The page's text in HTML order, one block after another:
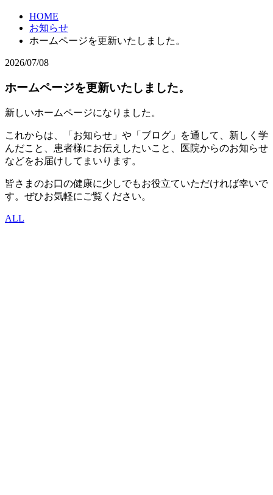
HOME
お知らせ
ホームページを更新いたしました。
2026/07/08
ホームページを更新いたしました。
新しいホームページになりました。
これからは、「お知らせ」や「ブログ」を通して、新しく学
んだこと、患者様にお伝えしたいこと、医院からのお知らせ
などをお届けしてまいります。
皆さまのお口の健康に少しでもお役立ていただければ幸いで
す。ぜひお気軽にご覧ください。
ALL